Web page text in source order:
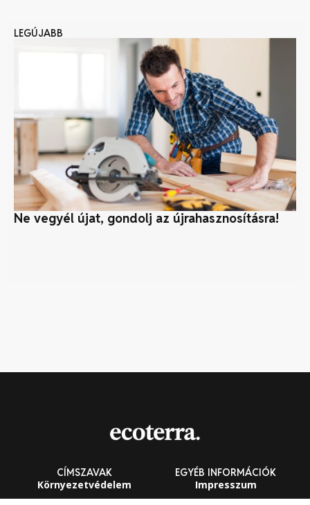
LEGÚJABB
Ne vegyél újat, gondolj az újrahasznosításra!
CÍMSZAVAK
Környezetvédelem
EGYÉB INFORMÁCIÓK
Impresszum